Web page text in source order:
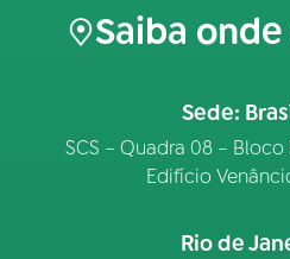
Saiba onde
Sede:
SCS – Quadra 08 –
Edifício
Rio de